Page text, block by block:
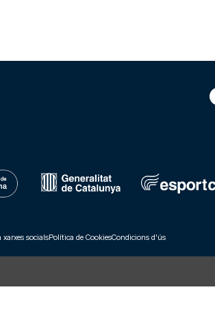
socialsPolítica de CookiesCondicions d'ús